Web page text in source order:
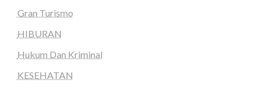
Gran Turismo
HIBURAN
Hukum Dan Kriminal
KESEHATAN